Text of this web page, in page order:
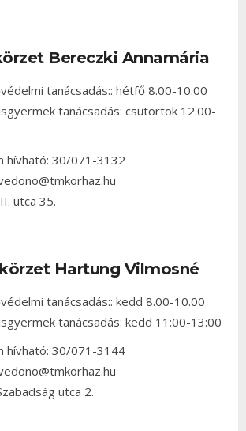
Bereczki Annamária
tanácsadás:: hétfő 8.00-10.00
tanácsadás: csütörtök 12.00-
hívható: 30/071-3132
utca 35.
Hartung Vilmosné
tanácsadás:: kedd 8.00-10.00
tanácsadás: kedd 11:00-13:00
hívható: 30/071-3144
utca 2.